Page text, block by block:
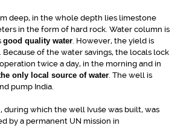
deep, in the whole depth lies limestone
in the form of hard rock. Water column is
good quality water. However, the yield is
of the water savings, the locals lock
twice a day, in the morning and in
only local source of water. The well is
pump India.
during which the well Ivuše was built, was
by a permanent UN mission in